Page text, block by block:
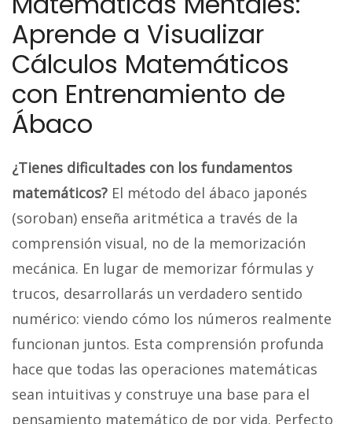
Aprende a Visualizar
Cálculos Matemáticos
con Entrenamiento de
Ábaco
¿Tienes dificultades con los fundamentos
matemáticos? El método del ábaco japonés
(soroban) enseña aritmética a través de la
comprensión visual, no de la memorización
mecánica. En lugar de memorizar fórmulas y
trucos, desarrollarás un verdadero sentido
numérico: viendo cómo los números realmente
funcionan juntos. Esta comprensión profunda
hace que todas las operaciones matemáticas
sean intuitivas y construye una base para el
pensamiento matemático de por vida. Perfecto